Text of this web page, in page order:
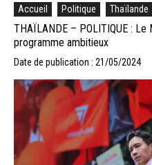
Accueil Politique Thaïlande
THAÏLANDE – POLITIQUE :
programme ambitieux
Date de publication : 21/05/2024